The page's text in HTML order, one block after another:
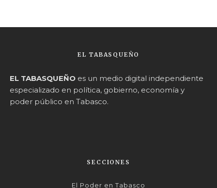
EL TABASQUEÑO
EL TABASQUEÑO es un medio digital independiente
especializado en política, gobierno, economía y
poder público en Tabasco.
SECCIONES
El Poder en Tabasco